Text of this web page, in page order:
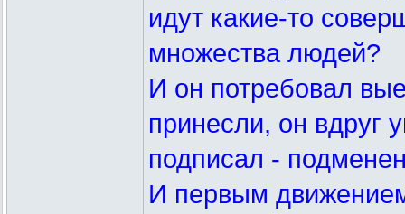
идут какие-то
множества людей?
И он потребовал
принесли, он вдруг
подписал -
И первым